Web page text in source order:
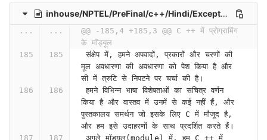
inhouse/NPTEL/PreFinal/c++/Hindi/Exceptions (Error Handling in C) Part I (Lecture 52)-V9t_Ar1nHV4
... ...
@@ -185,4 +185,3 @@ C ++ में प्रोग्रामिंग
के मॉड्यूल
संक्षेप में, हमने अपवादों, प्रकारों और चरणों की
मूल अवधारणा की अवधारणा को पेश किया है और
सी में त्रुटि से निपटने पर चर्चा की है।
हमने विभिन्न भाषा विशेषताओं का सचित्र वर्णन
किया है और वास्तव में उनमें से कई नहीं हैं, और
पुस्तकालय समर्थन जो इसके लिए C में मौजूद है,
और हम इसे उदाहरणों के साथ प्रदर्शित करते हैं।